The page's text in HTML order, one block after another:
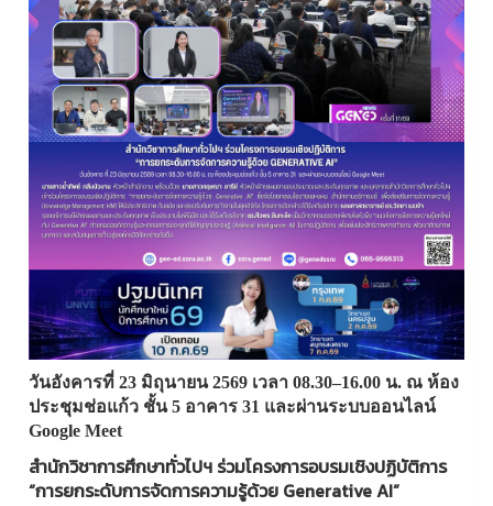
วันอังคารที่ 23 มิถุนายน 2569 เวลา 08.30–16.00 น. ณ ห้อง
ประชุมช่อแก้ว ชั้น 5 อาคาร 31 และผ่านระบบออนไลน์
Google Meet
สำนักวิชาการศึกษาทั่วไปฯ ร่วมโครงการอบรมเชิงปฏิบัติการ
“การยกระดับการจัดการความรู้ด้วย Generative AI”